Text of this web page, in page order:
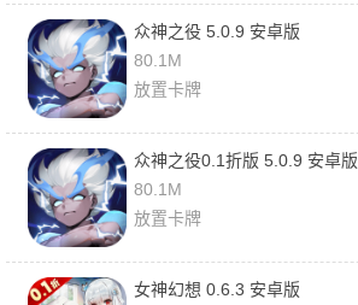
众神之役 5.0.9 安卓版
80.1M
放置卡牌
众神之役0.1折版 5.0.9 安卓版
80.1M
放置卡牌
女神幻想 0.6.3 安卓版